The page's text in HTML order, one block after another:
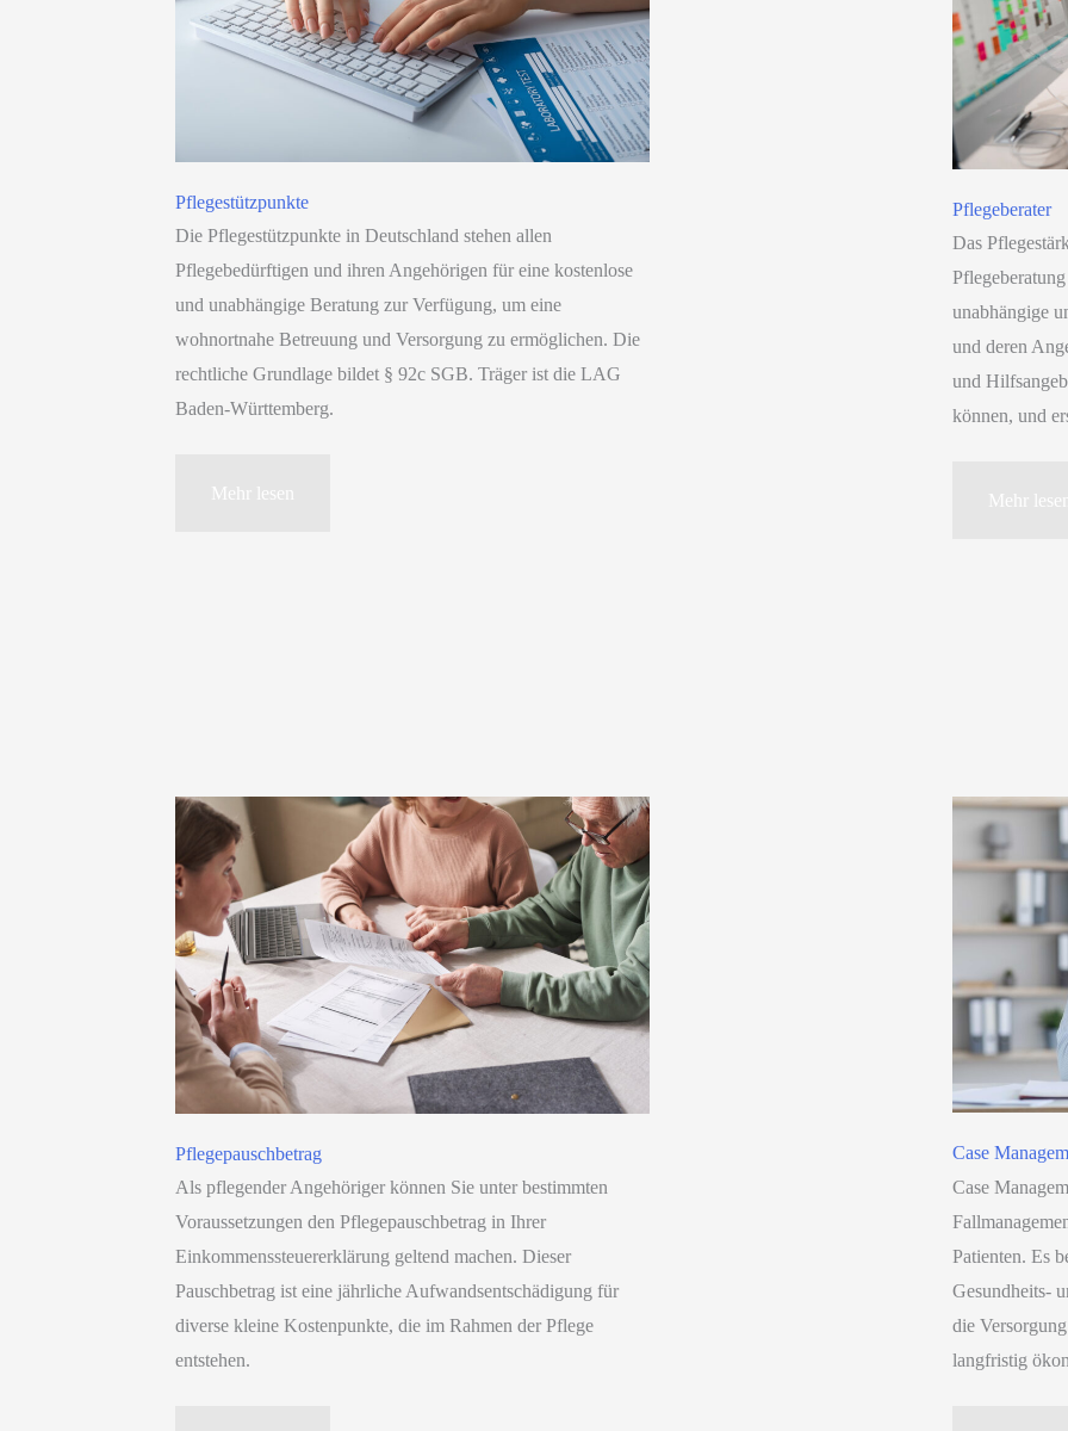
Pflegestützpunkte
Die Pflegestützpunkte in Deutschland stehen allen
Pflegebedürftigen und ihren Angehörigen für eine kostenlose
und unabhängige Beratung zur Verfügung, um eine
wohnortnahe Betreuung und Versorgung zu ermöglichen. Die
rechtliche Grundlage bildet § 92c SGB. Träger ist die LAG
Baden-Württemberg.
Pflegestützpunkte
Mehr lesen
Pflegeberater
Das
unabhängige
und deren
und
können, und
Mehr lesen
Pflegepauschbetrag
Als pflegender Angehöriger können Sie unter bestimmten
Voraussetzungen den Pflegepauschbetrag in Ihrer
Einkommenssteuererklärung geltend machen. Dieser
Pauschbetrag ist eine jährliche Aufwandsentschädigung für
diverse kleine Kostenpunkte, die im Rahmen der Pflege
entstehen.
Case
Case
Patienten. Es
Gesundheits-
die
langfristig